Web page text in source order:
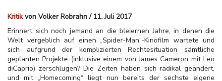
Kritikvon Volker Robrahn / 11. Juli 2017
Erinnert sich noch jemand an die bleiernen Jahre, in denen die
Welt vergeblich auf einen „Spider-Man“-Kinofilm wartete und
sich aufgrund der komplizierten Rechtesituation sämtliche
geplanten Projekte (inklusive einem von James Cameron mit Leo
diCaprio) zerschlugen? Die Zeiten haben sich radikal geändert,
und mit „Homecoming“ liegt nun bereits der sechste eigene